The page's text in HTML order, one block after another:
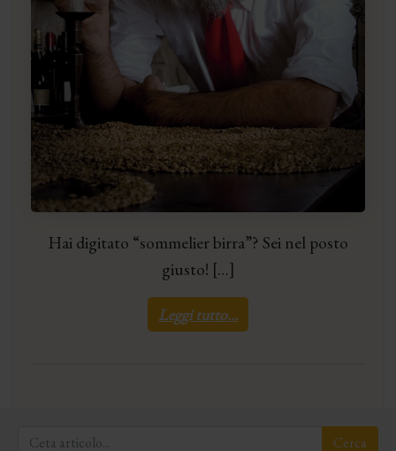
Hai digitato “sommelier birra”? Sei nel posto
giusto! […]
Leggi tutto…